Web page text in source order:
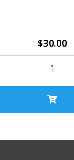
$30.00